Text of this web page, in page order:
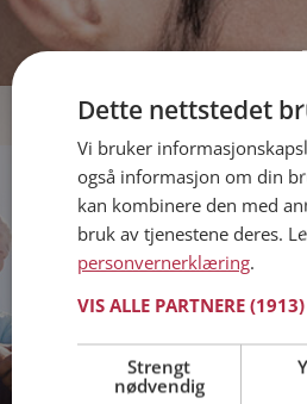
Dette nettstedet
Vi bruker
også informasjon om din
kan kombinere den med
bruk av tjenestene deres.
personvernerklæring.
VIS ALLE PARTNERE
Strengt
nødvendig